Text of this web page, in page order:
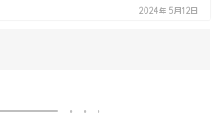
2024年5月12日